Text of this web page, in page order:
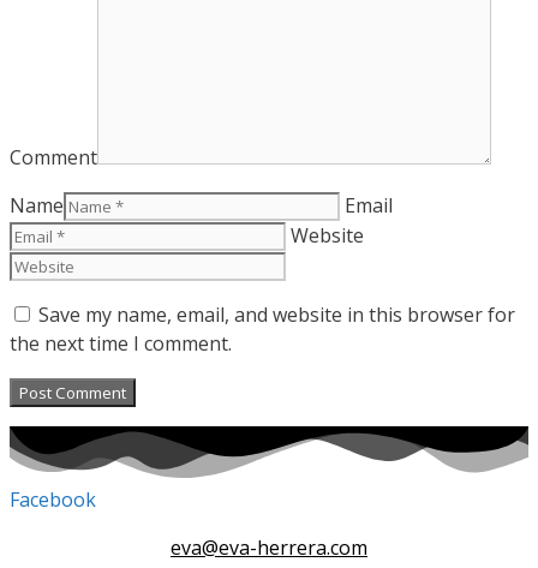
Comment
Name
Email
Website
Save my name, email, and website in this browser for
the next time I comment.
Facebook
eva@eva-herrera.com